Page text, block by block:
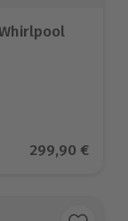
Aktueller
299,90 €